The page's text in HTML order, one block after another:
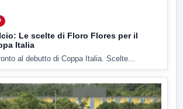
Le scelte di Floro Flores per il
Italia
al debutto di Coppa Italia. Scelte...